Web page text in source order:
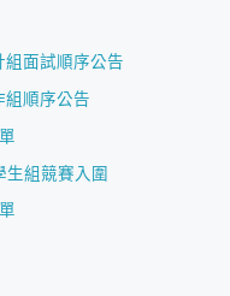
面試順序公告
順序公告
生組競賽入圍